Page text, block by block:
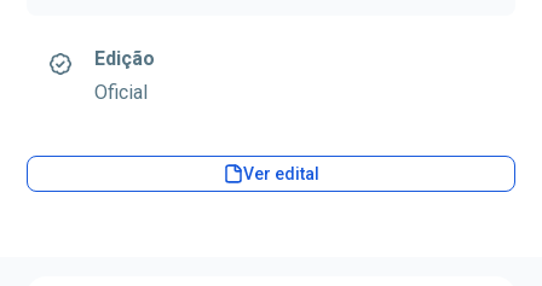
Edição
Oficial
Ver edital